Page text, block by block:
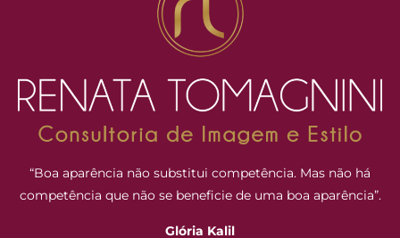
“Boa aparência não substitui competência. Mas não há
competência que não se beneficie de uma boa aparência”.
Glória Kalil